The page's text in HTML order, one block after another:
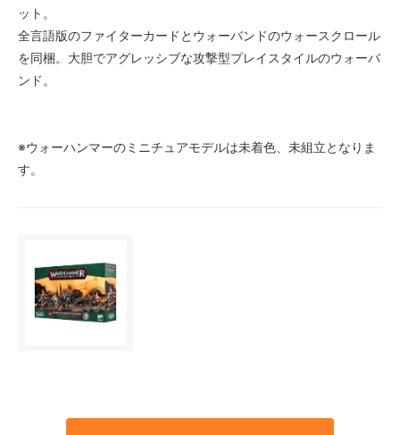
ット。
全言語版のファイターカードとウォーバンドのウォースクロール
を同梱。大胆でアグレッシブな攻撃型プレイスタイルのウォーバ
ンド。
※ウォーハンマーのミニチュアモデルは未着色、未組立となりま
す。